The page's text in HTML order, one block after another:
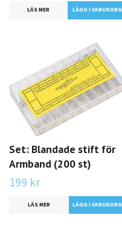
LÄS MER LÄGG I VARUKORG
Set: Blandade stift för
Armband (200 st)
199 kr
LÄS MER